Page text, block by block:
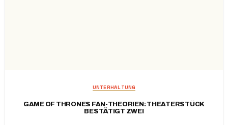
UNTERHALTUNG
GAME OF THRONES FAN-THEORIEN: THEATERSTÜCK
BESTÄTIGT ZWEI